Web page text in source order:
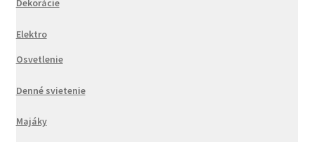
Dekorácie
Elektro
Osvetlenie
Denné svietenie
Majáky